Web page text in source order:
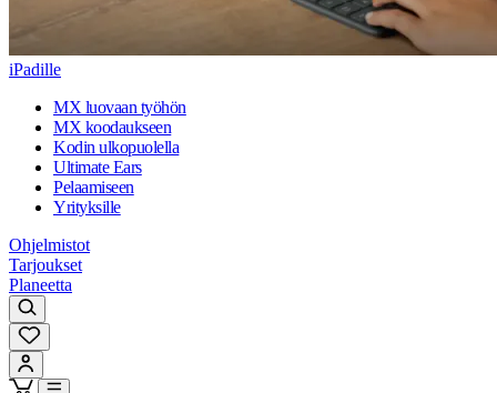
iPadille
MX luovaan työhön
MX koodaukseen
Kodin ulkopuolella
Ultimate Ears
Pelaamiseen
Yrityksille
Ohjelmistot
Tarjoukset
Planeetta